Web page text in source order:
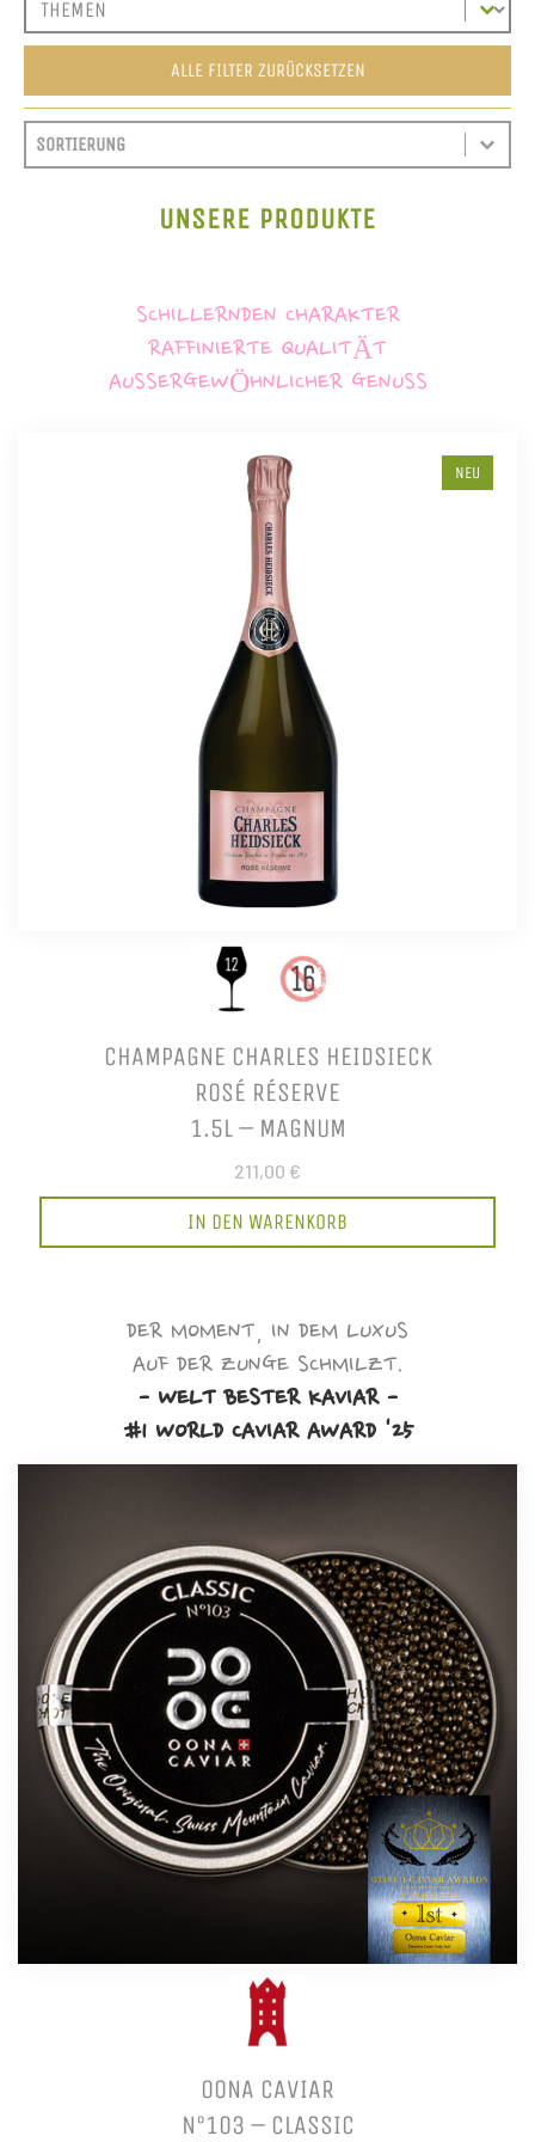
ALLE FILTER ZURÜCKSETZEN
SORTIEREN
SORT CONTENT
SORT CONTENT
UNSERE PRODUKTE
SCHILLERNDEN CHARAKTER
RAFFINIERTE QUALITÄT
AUSSERGEWÖHNLICHER GENUSS
NEU
CHAMPAGNE CHARLES HEIDSIECK
ROSÉ RÉSERVE
1.5L – MAGNUM
211,00 €
IN DEN WARENKORB
DER MOMENT, IN DEM LUXUS
AUF DER ZUNGE SCHMILZT.
- WELT BESTER KAVIAR -
#1 WORLD CAVIAR AWARD '25
OONA CAVIAR
N°103 – CLASSIC